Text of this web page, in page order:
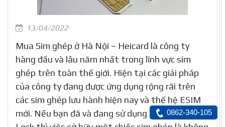
13/04/2022
Mua Sim ghép ở Hà Nội – Heicard là công ty
hàng đầu và lâu năm nhất trong lĩnh vực sim
ghép trên toàn thế giới. Hiện tại các giải pháp
của công ty đang được ứng dụng rộng rãi trên
các sim ghép lưu hành hiện nay và thế hệ ESIM
mới. Nếu bạn đã và đang sử dụng chiếc iPhone
0862-340-105